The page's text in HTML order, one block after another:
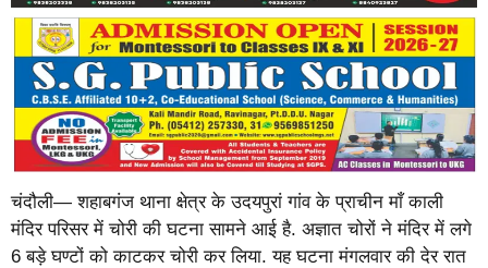
चंदौली— शहाबगंज थाना क्षेत्र के उदयपुरां गांव के प्राचीन माँ काली
मंदिर परिसर में चोरी की घटना सामने आई है. अज्ञात चोरों ने मंदिर में लगे
6 बड़े घण्टों को काटकर चोरी कर लिया. यह घटना मंगलवार की देर रात